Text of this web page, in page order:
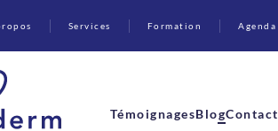
Services Formation Agenda
TémoignagesBlogContact